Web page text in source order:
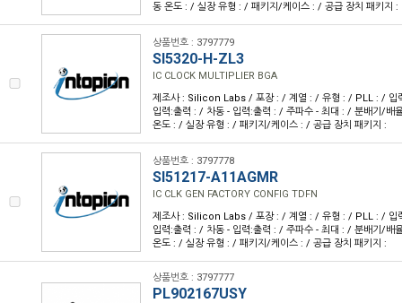
동 온도 : / 실장 유형 : / 패키지/케이스 : / 공급 장치 패키지 :
상품번호 : 3797779
SI5320-H-ZL3
IC CLOCK MULTIPLIER BGA
제조사 : Silicon Labs / 포장 : / 계열 : / 유형 : / PLL : / 입
입력:출력 : / 차동 - 입력:출력 : / 주파수 - 최대 : / 분배기/배
온도 : / 실장 유형 : / 패키지/케이스 : / 공급 장치 패키지 :
상품번호 : 3797778
SI51217-A11AGMR
IC CLK GEN FACTORY CONFIG TDFN
제조사 : Silicon Labs / 포장 : / 계열 : / 유형 : / PLL : / 입
입력:출력 : / 차동 - 입력:출력 : / 주파수 - 최대 : / 분배기/배
온도 : / 실장 유형 : / 패키지/케이스 : / 공급 장치 패키지 :
상품번호 : 3797777
PL902167USY